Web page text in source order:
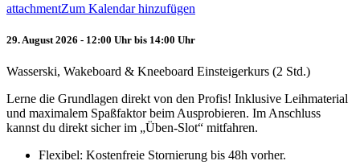
attachmentZum Kalendar hinzufügen
29. August 2026 - 12:00 Uhr bis 14:00 Uhr
Wasserski, Wakeboard & Kneeboard Einsteigerkurs (2 Std.)
Lerne die Grundlagen direkt von den Profis! Inklusive Leihmaterial
und maximalem Spaßfaktor beim Ausprobieren. Im Anschluss
kannst du direkt sicher im „Üben-Slot“ mitfahren.
Flexibel: Kostenfreie Stornierung bis 48h vorher.